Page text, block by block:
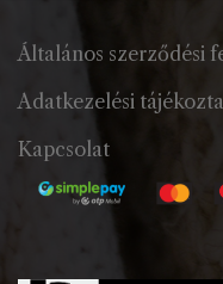
Általános szerződési
Adatkezelési
Kapcsolat